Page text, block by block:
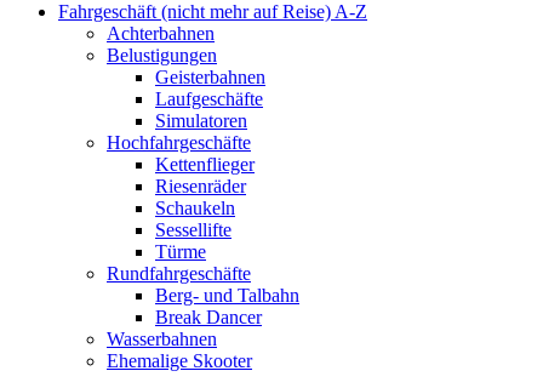
Fahrgeschäft (nicht mehr auf Reise) A-Z
Achterbahnen
Belustigungen
Geisterbahnen
Laufgeschäfte
Simulatoren
Hochfahrgeschäfte
Kettenflieger
Riesenräder
Schaukeln
Sessellifte
Türme
Rundfahrgeschäfte
Berg- und Talbahn
Break Dancer
Wasserbahnen
Ehemalige Skooter